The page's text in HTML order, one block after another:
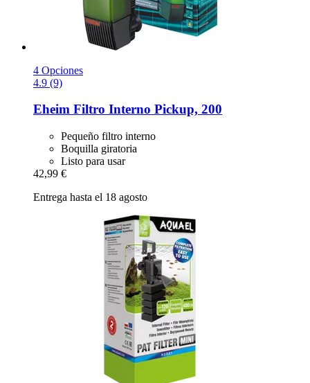
4 Opciones
4.9 (9)
Eheim Filtro Interno Pickup, 200
Pequeño filtro interno
Boquilla giratoria
Listo para usar
42,99 €
Entrega hasta el 18 agosto